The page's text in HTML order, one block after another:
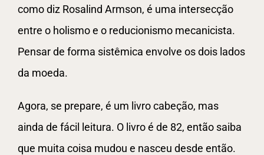
como diz Rosalind Armson, é uma intersecção
entre o holismo e o reducionismo mecanicista.
Pensar de forma sistêmica envolve os dois lados
da moeda.
Agora, se prepare, é um livro cabeção, mas
ainda de fácil leitura. O livro é de 82, então saiba
que muita coisa mudou e nasceu desde então.